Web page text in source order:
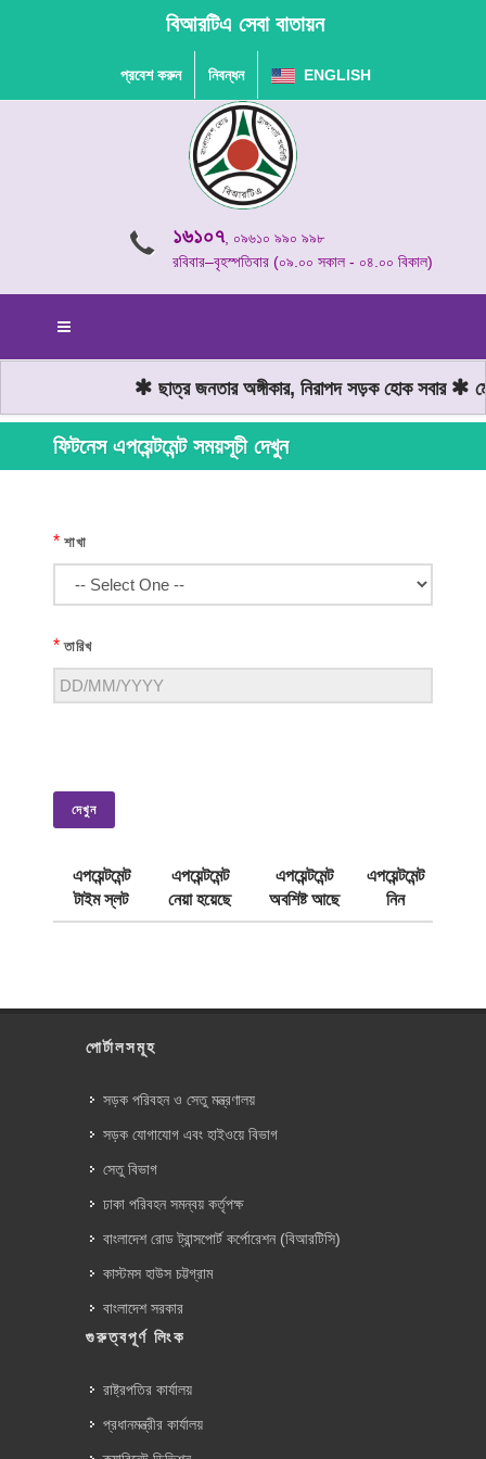
বিআরটিএ সেবা বাতায়ন
প্রবেশ করুন নিবন্ধন ENGLISH
১৬১০৭, ০৯৬১০ ৯৯০ ৯৯৮
রবিবার–বৃহস্পতিবার (০৯.০০ সকাল - ০৪.০০ বিকাল)
ছাত্র জনতার অঙ্গীকার, নিরাপদ সড়ক হোক সবার
ফিটনেস এপয়েন্টমেন্ট সময়সূচী দেখুন
* শাখা
* তারিখ
দেখুন
এপয়েন্টমেন্ট
টাইম স্লট
এপয়েন্টমেন্ট
নেয়া হয়েছে
এপয়েন্টমেন্ট
অবশিষ্ট আছে
এপয়েন্টমেন্ট
নিন
পোর্টালসমূহ
সড়ক পরিবহন ও সেতু মন্ত্রণালয়
সড়ক যোগাযোগ এবং হাইওয়ে বিভাগ
সেতু বিভাগ
ঢাকা পরিবহন সমন্বয় কর্তৃপক্ষ
বাংলাদেশ রোড ট্রান্সপোর্ট কর্পোরেশন (বিআরটিসি)
কাস্টমস হাউস চট্টগ্রাম
বাংলাদেশ সরকার
গুরুত্বপূর্ণ লিংক
রাষ্ট্রপতির কার্যালয়
প্রধানমন্ত্রীর কার্যালয়